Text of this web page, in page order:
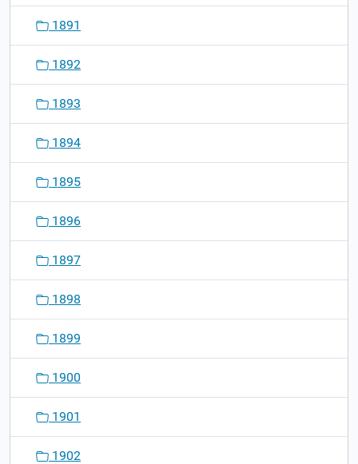
1891
1892
1893
1894
1895
1896
1897
1898
1899
1900
1901
1902